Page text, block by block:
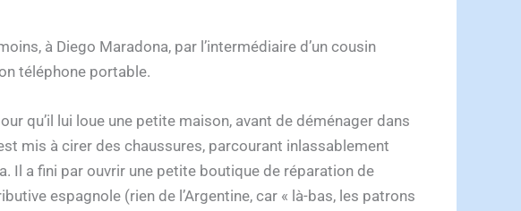
à Diego Maradona, par l’intermédiaire d’un cousin
téléphone portable.
qu’il lui loue une petite maison, avant de déménager dans
mis à cirer des chaussures, parcourant inlassablement
Il a fini par ouvrir une petite boutique de réparation de
espagnole (rien de l’Argentine, car « là-bas, les patrons